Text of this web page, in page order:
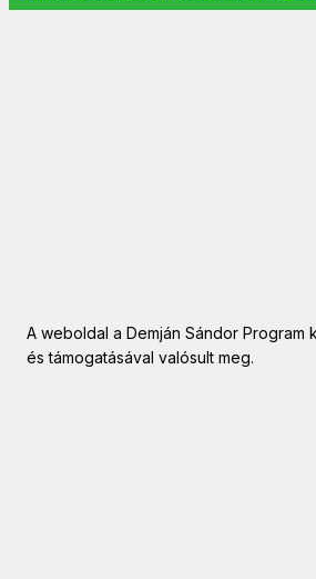
A weboldal a Demján Sándor Program
és támogatásával valósult meg.